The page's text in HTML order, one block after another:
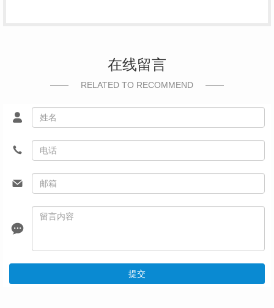
在线留言
RELATED TO RECOMMEND
提交